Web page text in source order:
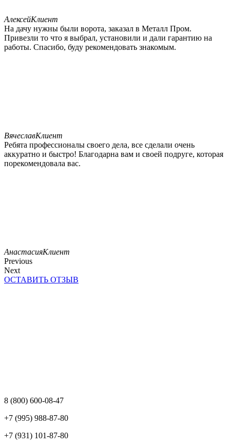
АлексейКлиент
На дачу нужны были ворота, заказал в Металл Пром.
Привезли то что я выбрал, установили и дали гарантию на
работы. Спасибо, буду рекомендовать знакомым.
ВячеславКлиент
Ребята профессионалы своего дела, все сделали очень
аккуратно и быстро! Благодарна вам и своей подруге, которая
порекомендовала вас.
АнастасияКлиент
Previous
Next
ОСТАВИТЬ ОТЗЫВ
8 (800) 600-08-47
+7 (995) 988-87-80
+7 (931) 101-87-80